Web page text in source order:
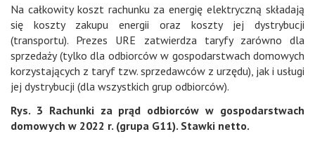
Na całkowity koszt rachunku za energię elektryczną składają
się koszty zakupu energii oraz koszty jej dystrybucji
(transportu). Prezes URE zatwierdza taryfy zarówno dla
sprzedaży (tylko dla odbiorców w gospodarstwach domowych
korzystających z taryf tzw. sprzedawców z urzędu), jak i usługi
jej dystrybucji (dla wszystkich grup odbiorców).
Rys. 3 Rachunki za prąd odbiorców w gospodarstwach
domowych w 2022 r. (grupa G11). Stawki netto.